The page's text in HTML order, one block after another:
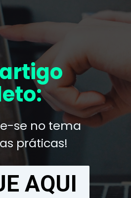
se no tema
práticas!
AQUI
AQUI